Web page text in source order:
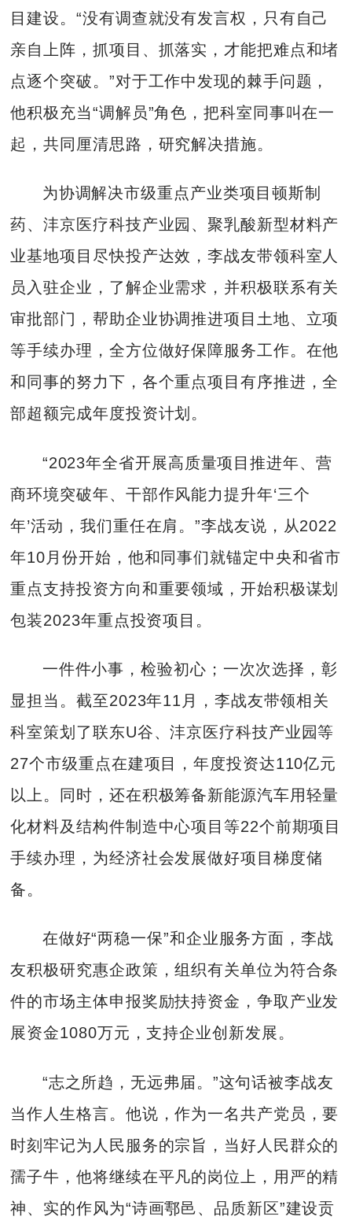
目建设。“没有调查就没有发言权，只有自己
亲自上阵，抓项目、抓落实，才能把难点和堵
点逐个突破。”对于工作中发现的棘手问题，
他积极充当“调解员”角色，把科室同事叫在一
起，共同厘清思路，研究解决措施。
为协调解决市级重点产业类项目顿斯制
药、沣京医疗科技产业园、聚乳酸新型材料产
业基地项目尽快投产达效，李战友带领科室人
员入驻企业，了解企业需求，并积极联系有关
审批部门，帮助企业协调推进项目土地、立项
等手续办理，全方位做好保障服务工作。在他
和同事的努力下，各个重点项目有序推进，全
部超额完成年度投资计划。
“2023年全省开展高质量项目推进年、营
商环境突破年、干部作风能力提升年‘三个
年’活动，我们重任在肩。”李战友说，从2022
年10月份开始，他和同事们就锚定中央和省市
重点支持投资方向和重要领域，开始积极谋划
包装2023年重点投资项目。
一件件小事，检验初心；一次次选择，彰
显担当。截至2023年11月，李战友带领相关
科室策划了联东U谷、沣京医疗科技产业园等
27个市级重点在建项目，年度投资达110亿元
以上。同时，还在积极筹备新能源汽车用轻量
化材料及结构件制造中心项目等22个前期项目
手续办理，为经济社会发展做好项目梯度储
备。
在做好“两稳一保”和企业服务方面，李战
友积极研究惠企政策，组织有关单位为符合条
件的市场主体申报奖励扶持资金，争取产业发
展资金1080万元，支持企业创新发展。
“志之所趋，无远弗届。”这句话被李战友
当作人生格言。他说，作为一名共产党员，要
时刻牢记为人民服务的宗旨，当好人民群众的
孺子牛，他将继续在平凡的岗位上，用严的精
神、实的作风为“诗画鄠邑、品质新区”建设贡